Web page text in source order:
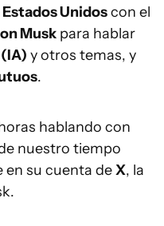
Estados Unidoscon el
Musk para hablar
y otros temas, y
.
hablando con
nuestro tiempo
en su cuenta deX, la